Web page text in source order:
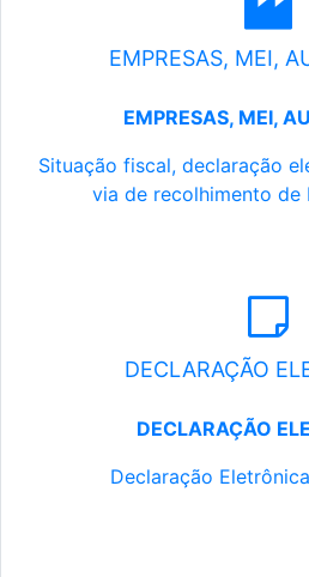
EMPRESAS, MEI,
EMPRESAS, MEI,
Situação fiscal, declaração
via de recolhimento de
DECLARAÇÃO
DECLARAÇÃO
Declaração